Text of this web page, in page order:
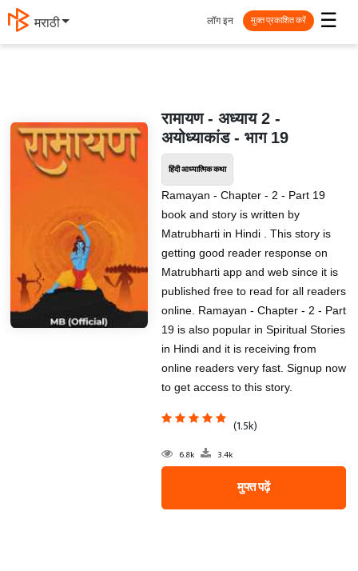
मराठी ☰
लॉग इन मुक्त प्रकाशित करें
रामायण - अध्याय 2 -
अयोध्याकांड - भाग 19
हिंदी आध्यात्मिक कथा
Ramayan - Chapter - 2 - Part 19
book and story is written by
Matrubharti in Hindi . This story is
getting good reader response on
Matrubharti app and web since it is
published free to read for all readers
online. Ramayan - Chapter - 2 - Part
19 is also popular in Spiritual Stories
in Hindi and it is receiving from
online readers very fast. Signup now
to get access to this story.
(1.5k)
6.8k 3.4k
मुफ्त पढ़ें